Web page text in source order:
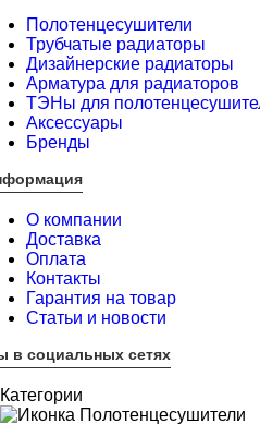
Полотенцесушители
Трубчатые радиаторы
Дизайнерские радиаторы
Арматура для радиаторов
ТЭНы для
Аксессуары
Бренды
О компании
Доставка
Оплата
Контакты
Гарантия на товар
Статьи и новости
в социальных сетях
Категории